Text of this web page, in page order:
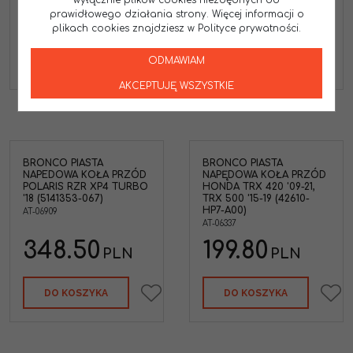
266.50PLN 276.50PLN
BRONCO PIASTA
NAPEDOWA KOŁA PRZÓD
POLARIS RZR XP4 TURBO
'18 (5141353-067)
AT-06909
348.50 PLN
DO KOSZYKA
BRONCO PIASTA
NAPĘDOWA KOŁA PRZÓD
HONDA TRX 420 '09-21,
TRX 500 '15-19 (42610-
HP7-A00)
AT-06337
199.80 PLN
DO KOSZYKA
prawidłowego działania strony. Więcej informacji o
plikach cookies znajdziesz w Polityce prywatności.
ODMAWIAM
AKCEPTUJĘ WSZYSTKIE